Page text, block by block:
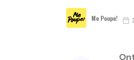
Me Poupe!